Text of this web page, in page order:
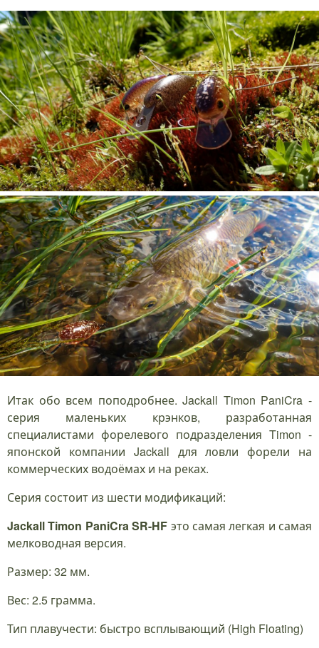
Итак обо всем поподробнее. Jackall Timon PaniCra -
серия маленьких крэнков, разработанная
специалистами форелевого подразделения Timon -
японской компании Jackall для ловли форели на
коммерческих водоёмах и на реках.
Серия состоит из шести модификаций:
Jackall Timon PaniCra SR-HF это самая легкая и самая
мелководная версия.
Размер: 32 мм.
Вес: 2.5 грамма.
Тип плавучести: быстро всплывающий (High Floating)